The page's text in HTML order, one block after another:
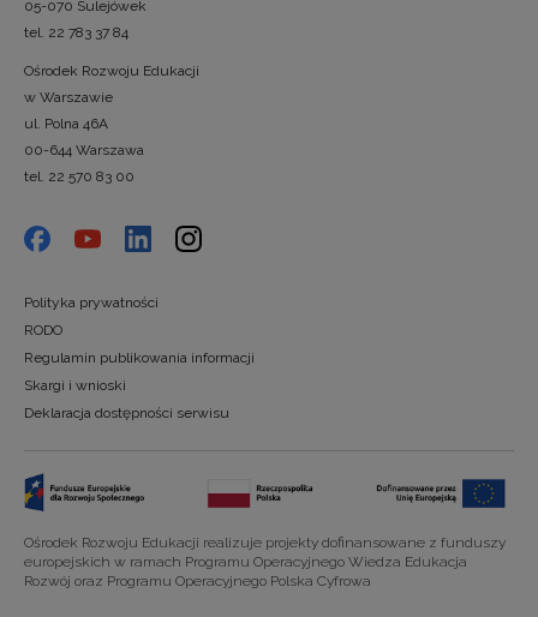
05-070 Sulejówek
tel. 22 783 37 84
Ośrodek Rozwoju Edukacji
w Warszawie
ul. Polna 46A
00-644 Warszawa
tel. 22 570 83 00
Polityka prywatności
RODO
Regulamin publikowania informacji
Skargi i wnioski
Deklaracja dostępności serwisu
Ośrodek Rozwoju Edukacji realizuje projekty dofinansowane z funduszy
europejskich w ramach Programu Operacyjnego Wiedza Edukacja
Rozwój oraz Programu Operacyjnego Polska Cyfrowa